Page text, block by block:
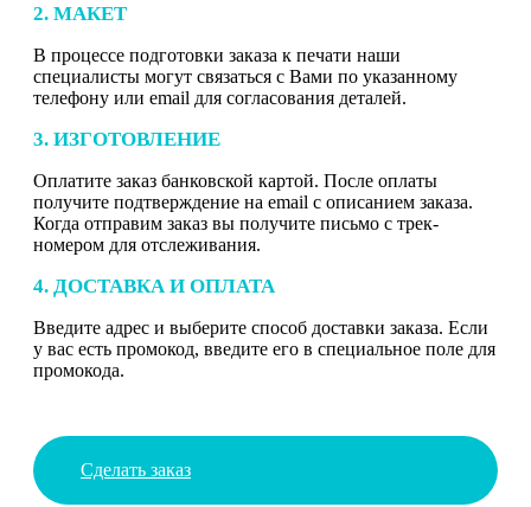
2. МАКЕТ
В процессе подготовки заказа к печати наши
специалисты могут связаться с Вами по указанному
телефону или email для согласования деталей.
3. ИЗГОТОВЛЕНИЕ
Оплатите заказ банковской картой. После оплаты
получите подтверждение на email с описанием заказа.
Когда отправим заказ вы получите письмо с трек-
номером для отслеживания.
4. ДОСТАВКА И ОПЛАТА
Введите адрес и выберите способ доставки заказа. Если
у вас есть промокод, введите его в специальное поле для
промокода.
Сделать заказ